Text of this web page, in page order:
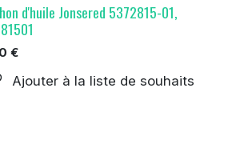
d'huile Jonsered 5372815-01,
€
Ajouter à la liste de souhaits